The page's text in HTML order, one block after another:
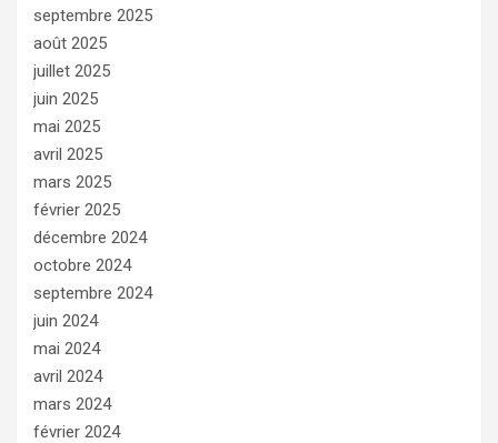
septembre 2025
août 2025
juillet 2025
juin 2025
mai 2025
avril 2025
mars 2025
février 2025
décembre 2024
octobre 2024
septembre 2024
juin 2024
mai 2024
avril 2024
mars 2024
février 2024